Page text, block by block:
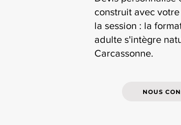
construit avec
la session : la
adulte s'intègre
Carcassonne.
NOUS